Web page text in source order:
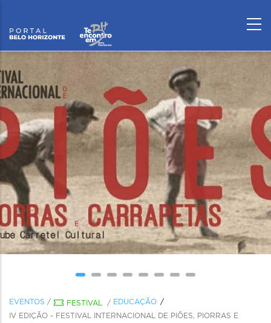
EVENTOS / FESTIVAL / EDUCAÇÃO
IV EDIÇÃO - FESTIVAL INTERNACIONAL DE PIÕES, PIORRAS E